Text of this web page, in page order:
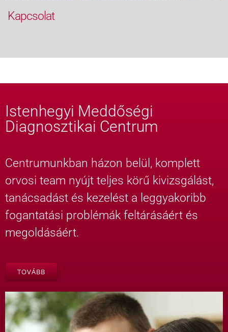
Kapcsolat
Istenhegyi Meddőségi
Diagnosztikai Centrum
Centrumunkban házon belül, komplett
orvosi team nyújt teljes körű kivizsgálást,
tanácsadást és kezelést a leggyakoribb
fogantatási problémák feltárásáért és
megoldásáért.
TOVÁBB